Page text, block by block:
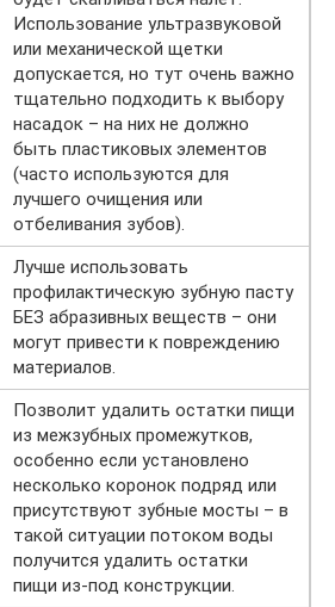
Использование ультразвуковой
или механической щетки
допускается, но тут очень важно
тщательно подходить к выбору
насадок – на них не должно
быть пластиковых элементов
(часто используются для
лучшего очищения или
отбеливания зубов).
Лучше использовать
профилактическую зубную пасту
БЕЗ абразивных веществ – они
могут привести к повреждению
материалов.
Позволит удалить остатки пищи
из межзубных промежутков,
особенно если установлено
несколько коронок подряд или
присутствуют зубные мосты – в
такой ситуации потоком воды
получится удалить остатки
пищи из-под конструкции.